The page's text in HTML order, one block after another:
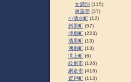
女満別 (115)
東藻琴 (37)
小清水町 (12)
斜里町 (57)
津別町 (223)
清里町 (13)
湧別町 (13)
滝上町 (6)
紋別市 (126)
網走市 (416)
置戸町 (113)